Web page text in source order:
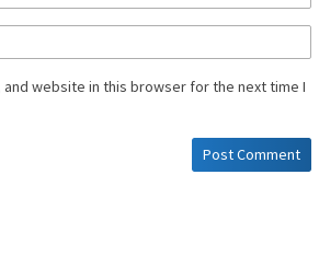
and website in this browser for the next time I